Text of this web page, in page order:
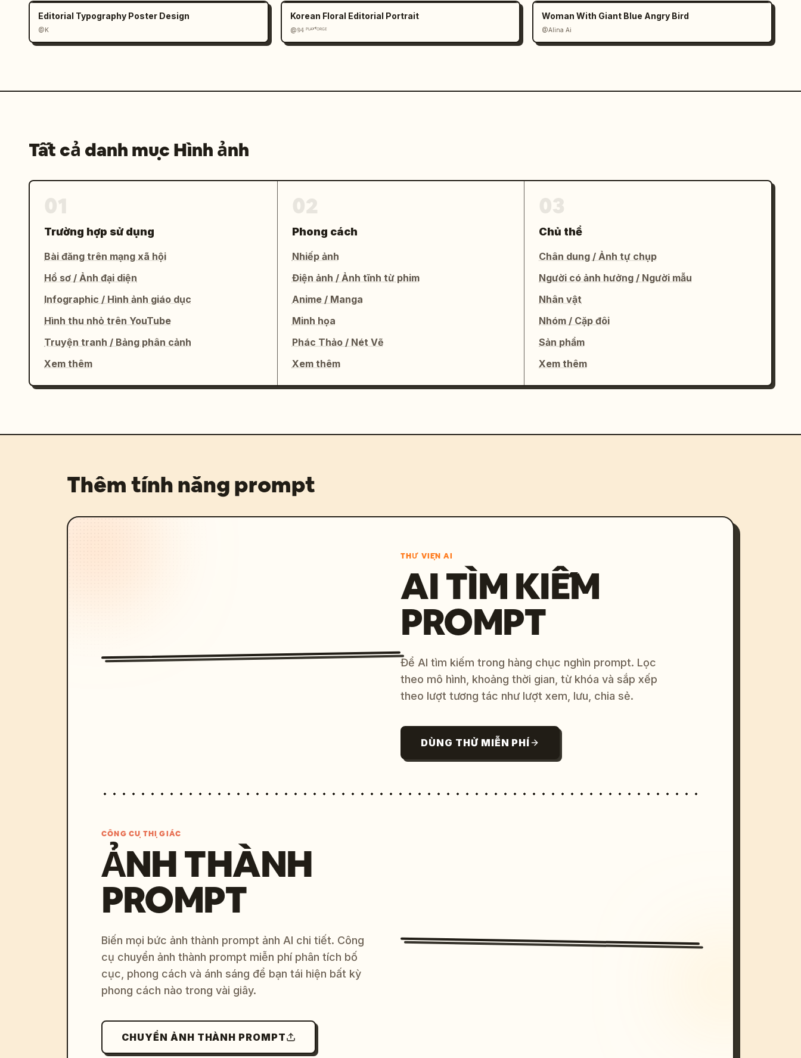
Editorial Typography Poster Design
@K
Korean Floral Editorial Portrait
@𝟡𝟜 ᴾᴸᴬʸᶠᴼᴿᴳᴱ
Woman With Giant Blue Angry Bird
@Alina Ai
Tất cả danh mục Hình ảnh
Trường hợp sử dụng
Bài đăng trên mạng xã hội
Hồ sơ / Ảnh đại diện
Infographic / Hình ảnh giáo dục
Hình thu nhỏ trên YouTube
Truyện tranh / Bảng phân cảnh
Xem thêm
Phong cách
Nhiếp ảnh
Điện ảnh / Ảnh tĩnh từ phim
Anime / Manga
Minh họa
Phác Thảo / Nét Vẽ
Xem thêm
Chủ thể
Chân dung / Ảnh tự chụp
Người có ảnh hưởng / Người mẫu
Nhân vật
Nhóm / Cặp đôi
Sản phẩm
Xem thêm
Thêm tính năng prompt
THƯ VIỆN AI
AI TÌM KIẾM
PROMPT
Để AI tìm kiếm trong hàng chục nghìn prompt. Lọc
theo mô hình, khoảng thời gian, từ khóa và sắp xếp
theo lượt tương tác như lượt xem, lưu, chia sẻ.
DÙNG THỬ MIỄN PHÍ
CÔNG CỤ THỊ GIÁC
ẢNH THÀNH
PROMPT
Biến mọi bức ảnh thành prompt ảnh AI chi tiết. Công
cụ chuyển ảnh thành prompt miễn phí phân tích bố
cục, phong cách và ánh sáng để bạn tái hiện bất kỳ
phong cách nào trong vài giây.
CHUYỂN ẢNH THÀNH PROMPT